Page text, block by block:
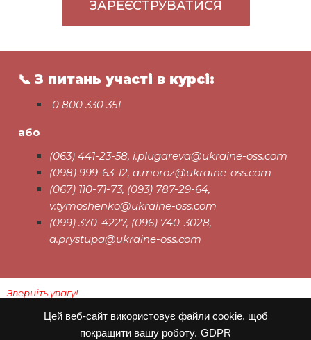
Цей веб-сайт використовує файли cookie, щоб
покращити вашу роботу. GDPR
ЗАРЕЄСТРУВАТИСЯ
📞 З питань участі в курсі:
0 800 330 351
або
(063) 441-23-58, i.plugareva@ukraine-oss.com
(098) 999-63-12, a.moroz@ukraine-oss.com
(067) 110-71-73, (093) 787-29-64,
v.tymoshenko@ukraine-oss.com
(099) 370-4227, (096) 740-3028,
a.prystupa@ukraine-oss.com
Зверніть увагу!
Всі матеріали, отримані на курсах, тренінгах, вебінарах,
робочих групах «Офісу сталих рішень» та Асоціації